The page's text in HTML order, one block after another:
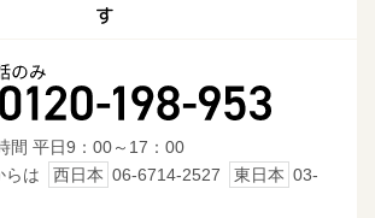
FAX：018(838)0074
沢3-31-15 ｸﾘｰﾝﾊｲﾂ102
FAX：017(721)1863
す
間 平日9：00～17：00
らは
西日本 06-6714-2527 東日本 03-